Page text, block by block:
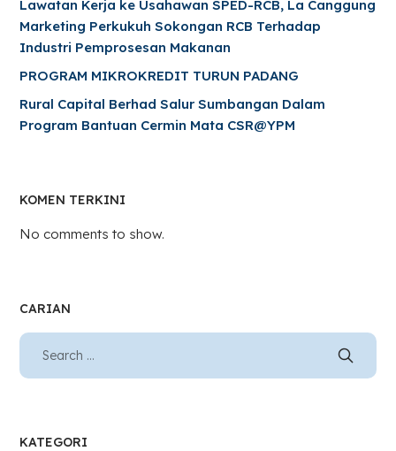
Lawatan Kerja ke Usahawan SPED-RCB, La Canggung
Marketing Perkukuh Sokongan RCB Terhadap
Industri Pemprosesan Makanan
PROGRAM MIKROKREDIT TURUN PADANG
Rural Capital Berhad Salur Sumbangan Dalam
Program Bantuan Cermin Mata CSR@YPM
KOMEN TERKINI
No comments to show.
CARIAN
KATEGORI